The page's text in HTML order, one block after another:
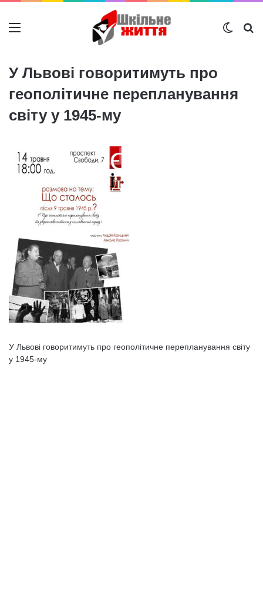
Меню
У Львові говоритимуть про
геополітичне перепланування
світу у 1945-му
У Львові говоритимуть про геополітичне перепланування світу
у 1945-му